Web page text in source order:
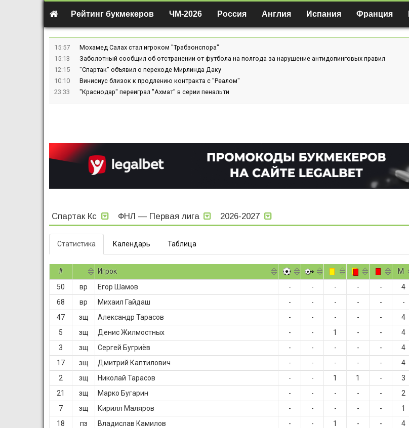
Рейтинг букмекеров ЧМ-2026 Россия Англия Испания Франция
15:57
Мохамед Салах стал игроком "Трабзонспора"
15:13
Заболотный сообщил об отстранении от футбола на полгода за нарушение антидопинговых правил
12:15
"Спартак" объявил о переходе Мирлинда Даку
10:10
Винисиус близок к продлению контракта с "Реалом"
23:33
"Краснодар" переиграл "Ахмат" в серии пенальти
Спартак Кс ФНЛ — Первая лига 2026-2027
Статистика Календарь Таблица
# Игрок M
50
вр Егор Шамов - - - - - 4
68
вр Михаил Гайдаш - - - - - -
47
зщ Александр Тарасов - - - - - 4
5
зщ Денис Жилмостных - - 1 - - 4
3
зщ Сергей Бугриёв - - - - - 4
17
зщ Дмитрий Каптилович - - - - - 4
2
зщ Николай Тарасов - - 1 1 - 3
21
зщ Марко Бугарин - - - - - 2
7
зщ Кирилл Маляров - - - - - 1
18
пз Владислав Камилов - - 1 - - 4